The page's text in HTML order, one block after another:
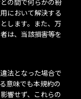
の間で何らかの紛
において解決する
します。また、万
は、当該損害等を
法となった場合で
意味でも本規約の
響せず、これらの